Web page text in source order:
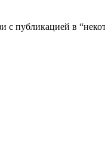
с публикацией в